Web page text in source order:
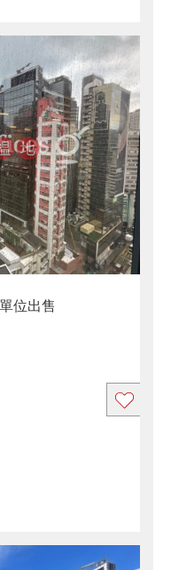
位出售